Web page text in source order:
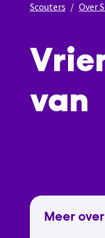
Scouters Over
van
Meer